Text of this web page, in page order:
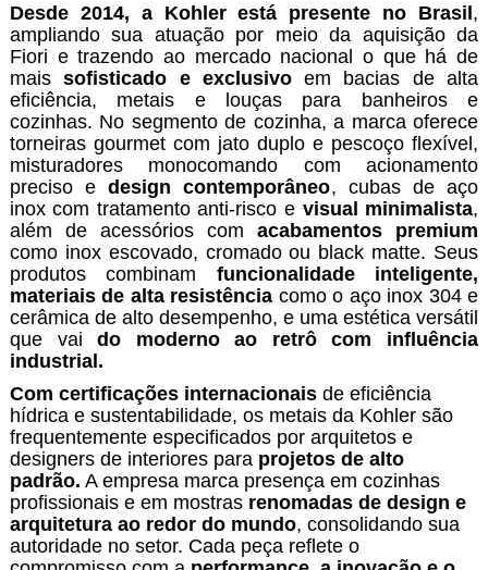
Desde 2014, a Kohler está presente no Brasil,
ampliando sua atuação por meio da aquisição da
Fiori e trazendo ao mercado nacional o que há de
maissofisticado e exclusivoem bacias de alta
eficiência, metais e louças para banheiros e
cozinhas. No segmento de cozinha, a marca oferece
torneiras gourmet com jato duplo e pescoço flexível,
misturadores monocomando com acionamento
preciso edesign contemporâneo, cubas de aço
inox com tratamento anti-risco e visual minimalista,
além de acessórios comacabamentos premium
como inox escovado, cromado ou black matte. Seus
produtos combinam funcionalidade inteligente,
materiais de alta resistência como o aço inox 304 e
cerâmica de alto desempenho, e uma estética versátil
que vaido moderno ao retrô com influência
industrial.
Com certificações internacionaisde eficiência
hídrica e sustentabilidade, os metais da Kohler são
frequentemente especificados por arquitetos e
designers de interiores para projetos de alto
padrão. A empresa marca presença em cozinhas
profissionais e em mostras renomadas de design e
arquitetura ao redor do mundo, consolidando sua
autoridade no setor. Cada peça reflete o